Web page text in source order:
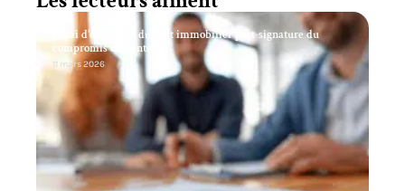
Délai d’obtention du prêt immobilier post-signature du
compromis de vente
11 mars 2026